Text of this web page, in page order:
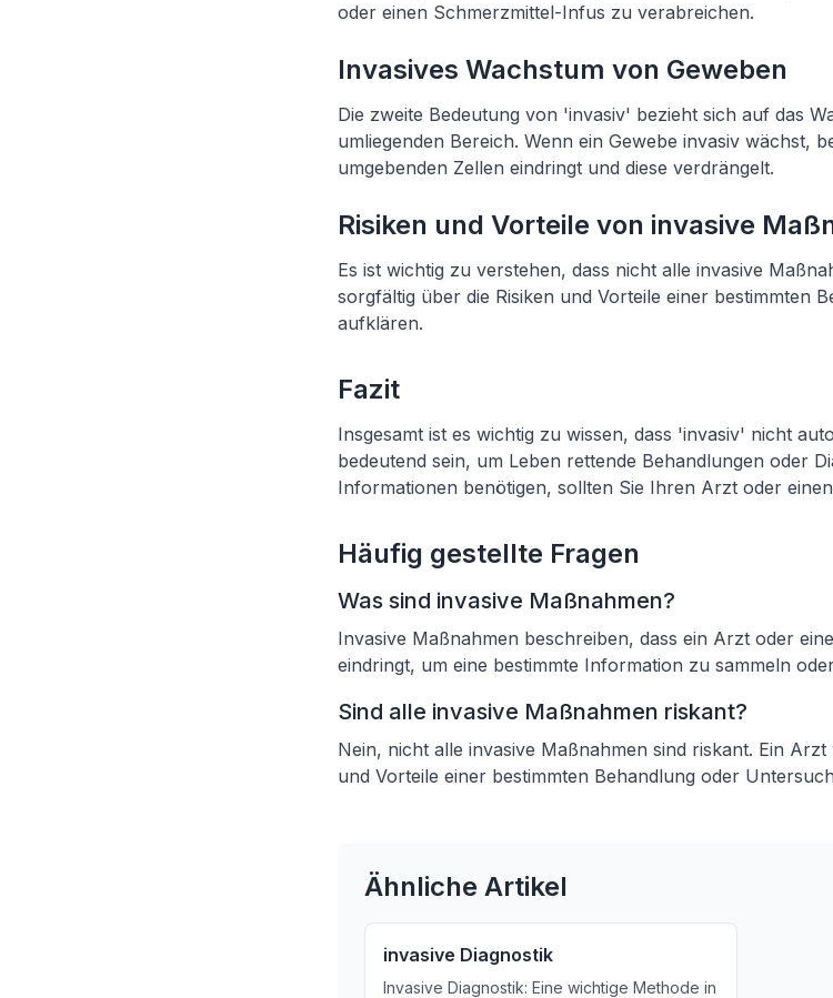
oder einen Schmerzmittel-Infus zu verabreichen.
Invasives Wachstum von Geweben
Die zweite Bedeutung von 'invasiv' bezieht sich auf das
umliegenden Bereich. Wenn ein Gewebe invasiv wächst,
umgebenden Zellen eindringt und diese verdrängelt.
Risiken und Vorteile von invasive
Es ist wichtig zu verstehen, dass nicht alle invasive
sorgfältig über die Risiken und Vorteile einer bestimmten
aufklären.
Fazit
Insgesamt ist es wichtig zu wissen, dass 'invasiv' nicht
bedeutend sein, um Leben rettende Behandlungen oder
Informationen benötigen, sollten Sie Ihren Arzt oder
Häufig gestellte Fragen
Was sind invasive Maßnahmen?
Invasive Maßnahmen beschreiben, dass ein Arzt oder
eindringt, um eine bestimmte Information zu sammeln
Sind alle invasive Maßnahmen riskant?
Nein, nicht alle invasive Maßnahmen sind riskant. Ein
und Vorteile einer bestimmten Behandlung oder
Ähnliche Artikel
invasive Diagnostik
Invasive Diagnostik: Eine wichtige Methode in